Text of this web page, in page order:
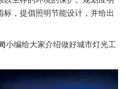
，提倡照明节能设计，并给出
小编给大家介绍做好城市灯光工